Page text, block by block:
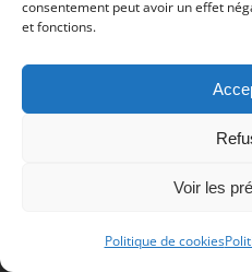
consentement peut avoir un effet
et fonctions.
Voir les
Politique de cookies